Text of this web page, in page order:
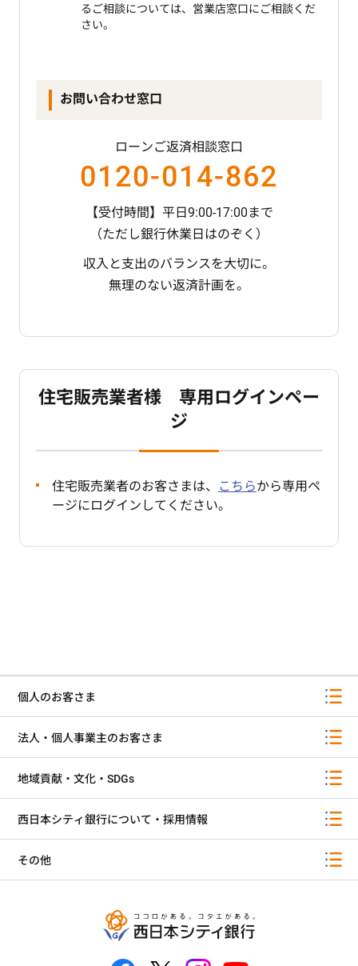
るご相談については、営業店窓口にご相談くだ
さい。
お問い合わせ窓口
ローンご返済相談窓口
0120-014-862
【受付時間】平日9:00-17:00まで
（ただし銀行休業日はのぞく）
収入と支出のバランスを大切に。
無理のない返済計画を。
住宅販売業者様 専用ログインペー
ジ
住宅販売業者のお客さまは、 こちらから専用ペ
ージにログインしてください。
個人のお客さま
法人・個人事業主のお客さま
地域貢献・文化・SDGs
西日本シティ銀行について・採用情報
その他